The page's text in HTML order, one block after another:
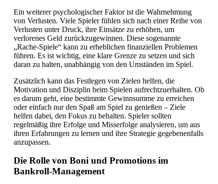
Ein weiterer psychologischer Faktor ist die Wahrnehmung
von Verlusten. Viele Spieler fühlen sich nach einer Reihe von
Verlusten unter Druck, ihre Einsätze zu erhöhen, um
verlorenes Geld zurückzugewinnen. Diese sogenannte
„Rache-Spiele“ kann zu erheblichen finanziellen Problemen
führen. Es ist wichtig, eine klare Grenze zu setzen und sich
daran zu halten, unabhängig von den Umständen im Spiel.
Zusätzlich kann das Festlegen von Zielen helfen, die
Motivation und Disziplin beim Spielen aufrechtzuerhalten. Ob
es darum geht, eine bestimmte Gewinnsumme zu erreichen
oder einfach nur den Spaß am Spiel zu genießen – Ziele
helfen dabei, den Fokus zu behalten. Spieler sollten
regelmäßig ihre Erfolge und Misserfolge analysieren, um aus
ihren Erfahrungen zu lernen und ihre Strategie gegebenenfalls
anzupassen.
Die Rolle von Boni und Promotions im
Bankroll-Management